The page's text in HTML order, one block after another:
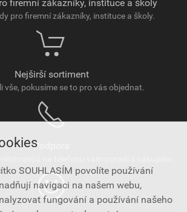
SOUHLASÍM povolíte používání
navigaci na našem webu,
fungování a používání našeho
firemní zákazníky, instituce a školy
pro firemní zákazníky, instituce a školy.
Nejširší sortiment
vše, pokusíme se to pro vás objednat.
Podpora